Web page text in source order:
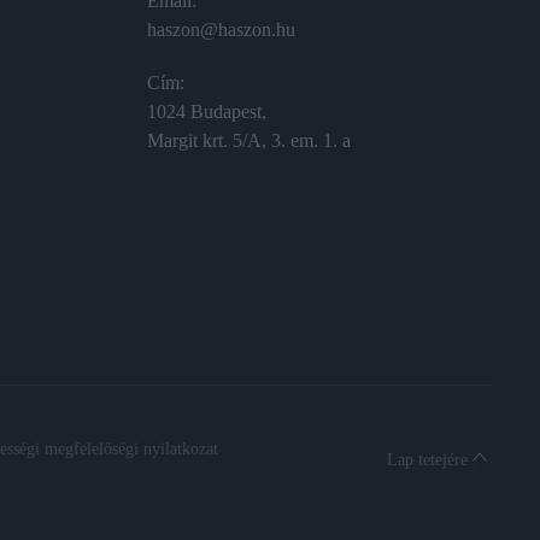
haszon@haszon.hu
Cím:
1024 Budapest,
Margit krt. 5/A, 3. em. 1. a
megfelelőségi nyilatkozat
Lap tetejére